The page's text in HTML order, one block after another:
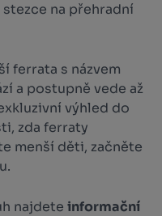
na přehradní
ferrata s názvem
a postupně vede až
výhled do
zda ferraty
menší děti, začněte
najdete informační